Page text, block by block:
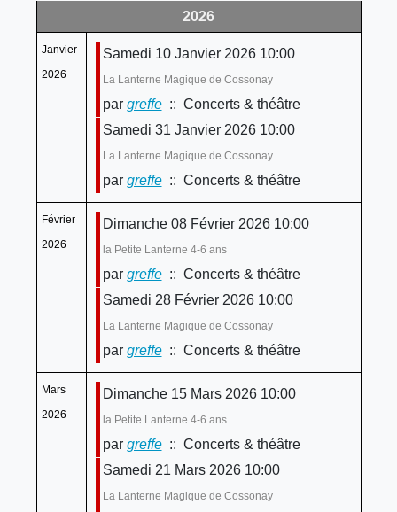
2026
Janvier
2026
Samedi 10 Janvier 2026 10:00
La Lanterne Magique de Cossonay
par greffe:: Concerts & théâtre
Samedi 31 Janvier 2026 10:00
La Lanterne Magique de Cossonay
par greffe:: Concerts & théâtre
Février
2026
Dimanche 08 Février 2026 10:00
la Petite Lanterne 4-6 ans
par greffe:: Concerts & théâtre
Samedi 28 Février 2026 10:00
La Lanterne Magique de Cossonay
par greffe:: Concerts & théâtre
Mars
2026
Dimanche 15 Mars 2026 10:00
la Petite Lanterne 4-6 ans
par greffe:: Concerts & théâtre
Samedi 21 Mars 2026 10:00
La Lanterne Magique de Cossonay